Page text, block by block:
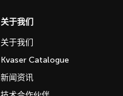
关于我们
关于我们
Kvaser Catalogue
新闻资讯